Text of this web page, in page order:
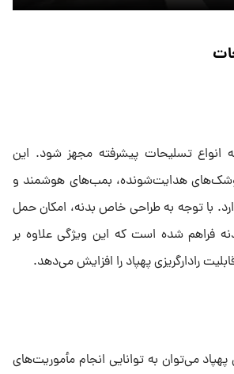
به انواع تسلیحات پیشرفته مجهز شود. این
هدایت‌شونده، بمب‌های هوشمند و
با توجه به طراحی خاص بدنه، امکان حمل
فراهم شده است که این ویژگی علاوه بر
رادارگریزی پهپاد را افزایش می‌دهد.
پهپاد می‌توان به توانایی انجام مأموریت‌های